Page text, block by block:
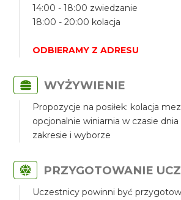
14:00 - 18:00 zwiedzanie
18:00 - 20:00 kolacja
ODBIERAMY Z ADRESU
WYŻYWIENIE
Propozycje na posiłek: kolacja
opcjonalnie winiarnia w czasie dnia
zakresie i wyborze
PRZYGOTOWANIE
Uczestnicy powinni być